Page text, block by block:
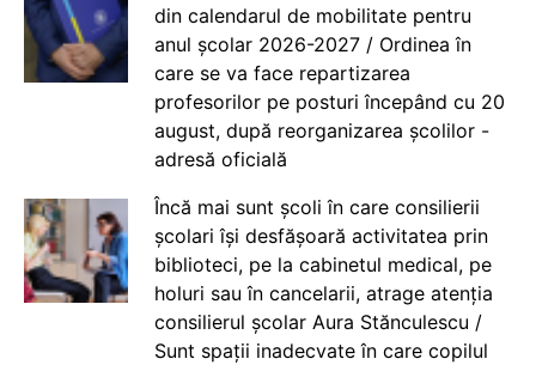
din calendarul de mobilitate pentru
anul școlar 2026-2027 / Ordinea în
care se va face repartizarea
profesorilor pe posturi începând cu 20
august, după reorganizarea școlilor -
adresă oficială
Încă mai sunt școli în care consilierii
școlari își desfășoară activitatea prin
biblioteci, pe la cabinetul medical, pe
holuri sau în cancelarii, atrage atenția
consilierul școlar Aura Stănculescu /
Sunt spații inadecvate în care copilul